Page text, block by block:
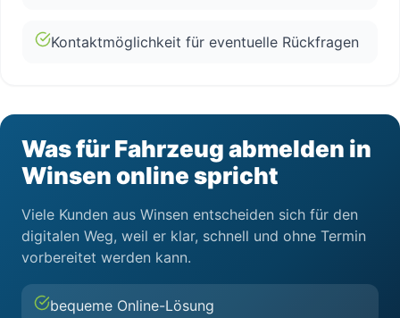
Kontaktmöglichkeit für eventuelle Rückfragen
Was für Fahrzeug abmelden in
Winsen online spricht
Viele Kunden aus Winsen entscheiden sich für den
digitalen Weg, weil er klar, schnell und ohne Termin
vorbereitet werden kann.
bequeme Online-Lösung